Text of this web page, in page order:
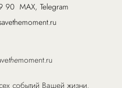
90 MAX, Telegram
themoment.ru
событий Вашей жизни.